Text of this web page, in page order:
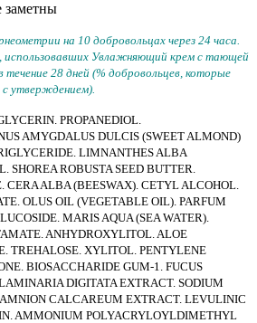
на 10 добровольцах через 24 часа.
использовавших Увлажняющий крем с тающей
течение 28 дней (% добровольцев, которые
утверждением).
PROPANEDIOL.
AMYGDALUS DULCIS (SWEET ALMOND)
LIMNANTHES ALBA
SHOREA ROBUSTA SEED BUTTER.
CERA ALBA (BEESWAX). CETYL ALCOHOL.
OLUS OIL (VEGETABLE OIL). PARFUM
MARIS AQUA (SEA WATER).
ANHYDROXYLITOL. ALOE
TREHALOSE. XYLITOL. PENTYLENE
BIOSACCHARIDE GUM-1. FUCUS
DIGITATA EXTRACT. SODIUM
CALCAREUM EXTRACT. LEVULINIC
AMMONIUM POLYACRYLOYLDIMETHYL